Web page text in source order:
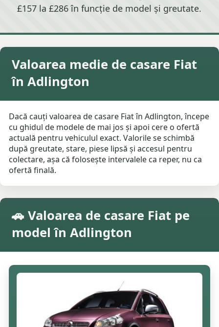
£157 la £286 în funcție de model și greutate.
Valoarea medie de casare Fiat
în Adlington
Dacă cauți valoarea de casare Fiat în Adlington, începe
cu ghidul de modele de mai jos și apoi cere o ofertă
actuală pentru vehiculul exact. Valorile se schimbă
după greutate, stare, piese lipsă și accesul pentru
colectare, așa că folosește intervalele ca reper, nu ca
ofertă finală.
🚗 Valoarea de casare Fiat pe
model în Adlington